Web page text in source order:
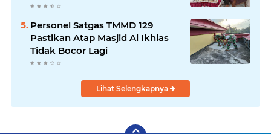
Penculikan Anak
Personel Satgas TMMD 129
Pastikan Atap Masjid Al Ikhlas
Tidak Bocor Lagi
Lihat Selengkapnya